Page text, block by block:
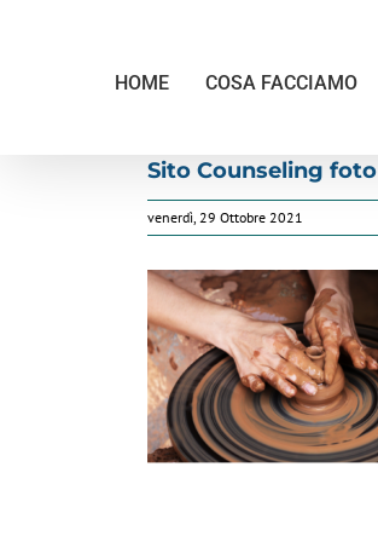
HOME COSA FACCIAMO
Sito Counseling foto
venerdì, 29 Ottobre 2021